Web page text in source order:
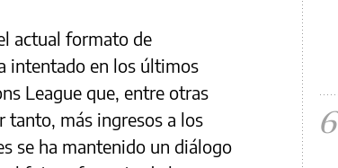
actual formato de
intentado en los últimos
League que, entre otras
tanto, más ingresos a los
se ha mantenido un diálogo
6